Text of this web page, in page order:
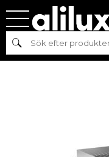
Sök
Hem
NGPL7-4PG/GG – MARENO